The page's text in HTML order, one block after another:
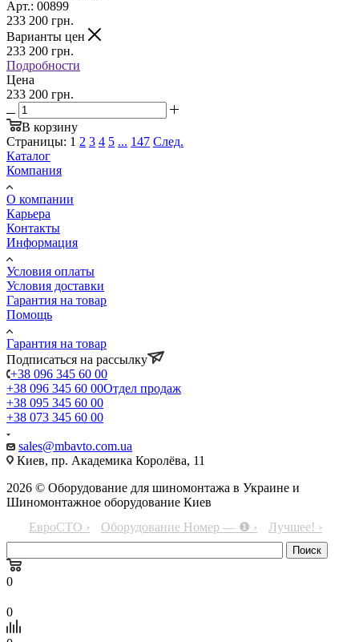
Арт.: 00899
233 200 грн.
Варианты цен
233 200 грн.
Подробности
Цена
233 200 грн.
В корзину
Страницы: 1 2 3 4 5 ... 147 След.
Каталог
Компания
О компании
Карьера
Контакты
Информация
Условия оплаты
Условия доставки
Гарантия на товар
Помощь
Гарантия на товар
Подписаться на рассылку
+38 096 345 60 00
+38 096 345 60 00Отдел продаж
+38 095 345 60 00
+38 073 345 60 00
sales@mbavto.com.ua
Киев, пр. Академика Королёва, 11
2026 © Оборудование для шиномонтажа в Украине и
Шиномонтажное оборудование Киев
ЕвроСТО ›
Оборудование Номер — ❶ › Лучшее! ›
0
0